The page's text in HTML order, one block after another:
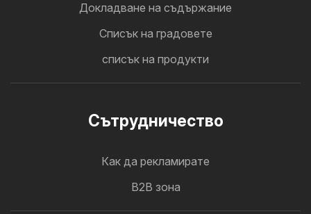
Докладване на съдържание
Cписък на градовете
списък на продукти
Cътрудничество
Как да рекламирате
B2B зона